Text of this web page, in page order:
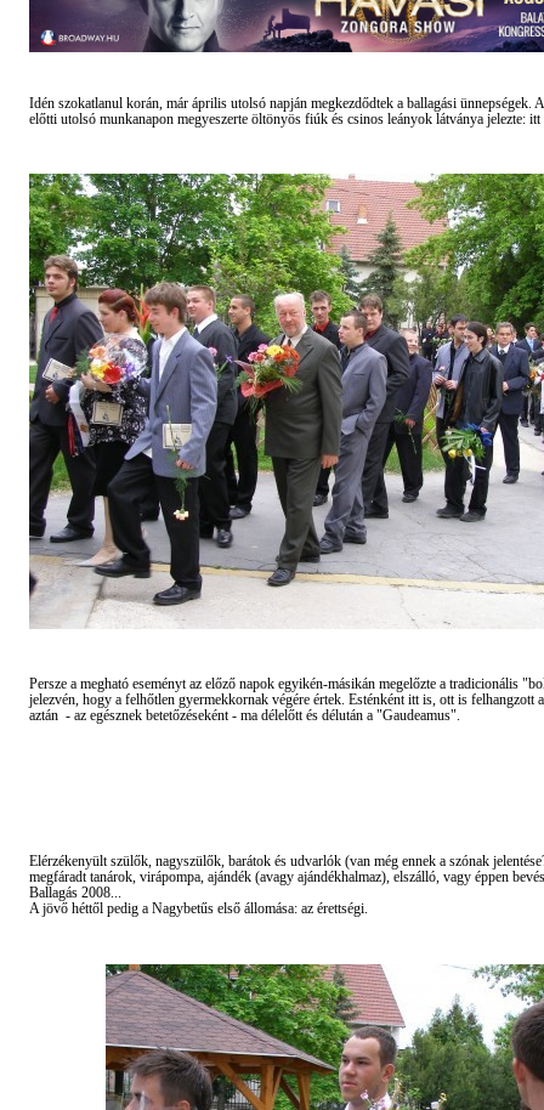
Idén szokatlanul korán, már április utolsó napján megkezdődtek a ballagási ünnepségek.
előtti utolsó munkanapon megyeszerte öltönyös fiúk és csinos leányok látványa jelezte: itt
Persze a megható eseményt az előző napok egyikén-másikán megelőzte a tradicionális
jelezvén, hogy a felhőtlen gyermekkornak végére értek. Esténként itt is, ott is felhangzott
aztán - az egésznek betetőzéseként - ma délelőtt és délután a "Gaudeamus".
Elérzékenyült szülők, nagyszülők, barátok és udvarlók (van még ennek a szónak
megfáradt tanárok, virápompa, ajándék (avagy ajándékhalmaz), elszálló, vagy éppen
Ballagás 2008...
A jövő héttől pedig a Nagybetűs első állomása: az érettségi.